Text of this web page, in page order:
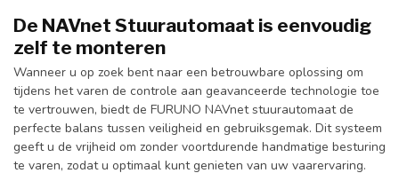
De NAVnet Stuurautomaat is eenvoudig
zelf te monteren
Wanneer u op zoek bent naar een betrouwbare oplossing om
tijdens het varen de controle aan geavanceerde technologie toe
te vertrouwen, biedt de FURUNO NAVnet stuurautomaat de
perfecte balans tussen veiligheid en gebruiksgemak. Dit systeem
geeft u de vrijheid om zonder voortdurende handmatige besturing
te varen, zodat u optimaal kunt genieten van uw vaarervaring.